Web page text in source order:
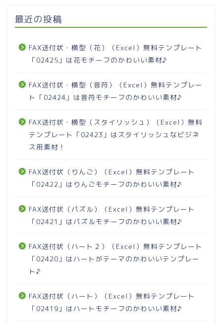
最近の投稿
FAX送付状・横型（花）（Excel）無料テンプレート
「02425」は花モチーフのかわいい素材♪
FAX送付状・横型（音符）（Excel）無料テンプレー
ト「02424」は音符モチーフのかわいい素材♪
FAX送付状・横型（スタイリッシュ）（Excel）無料
テンプレート「02423」はスタイリッシュなビジネ
ス用素材！
FAX送付状（りんご）（Excel）無料テンプレート
「02422」はりんごモチーフのかわいい素材♪
FAX送付状（パズル）（Excel）無料テンプレート
「02421」はパズルモチーフのかわいい素材♪
FAX送付状（ハート２）（Excel）無料テンプレート
「02420」はハートがテーマのかわいいテンプレー
ト♪
FAX送付状（ハート）（Excel）無料テンプレート
「02419」はハートモチーフのかわいい素材♪